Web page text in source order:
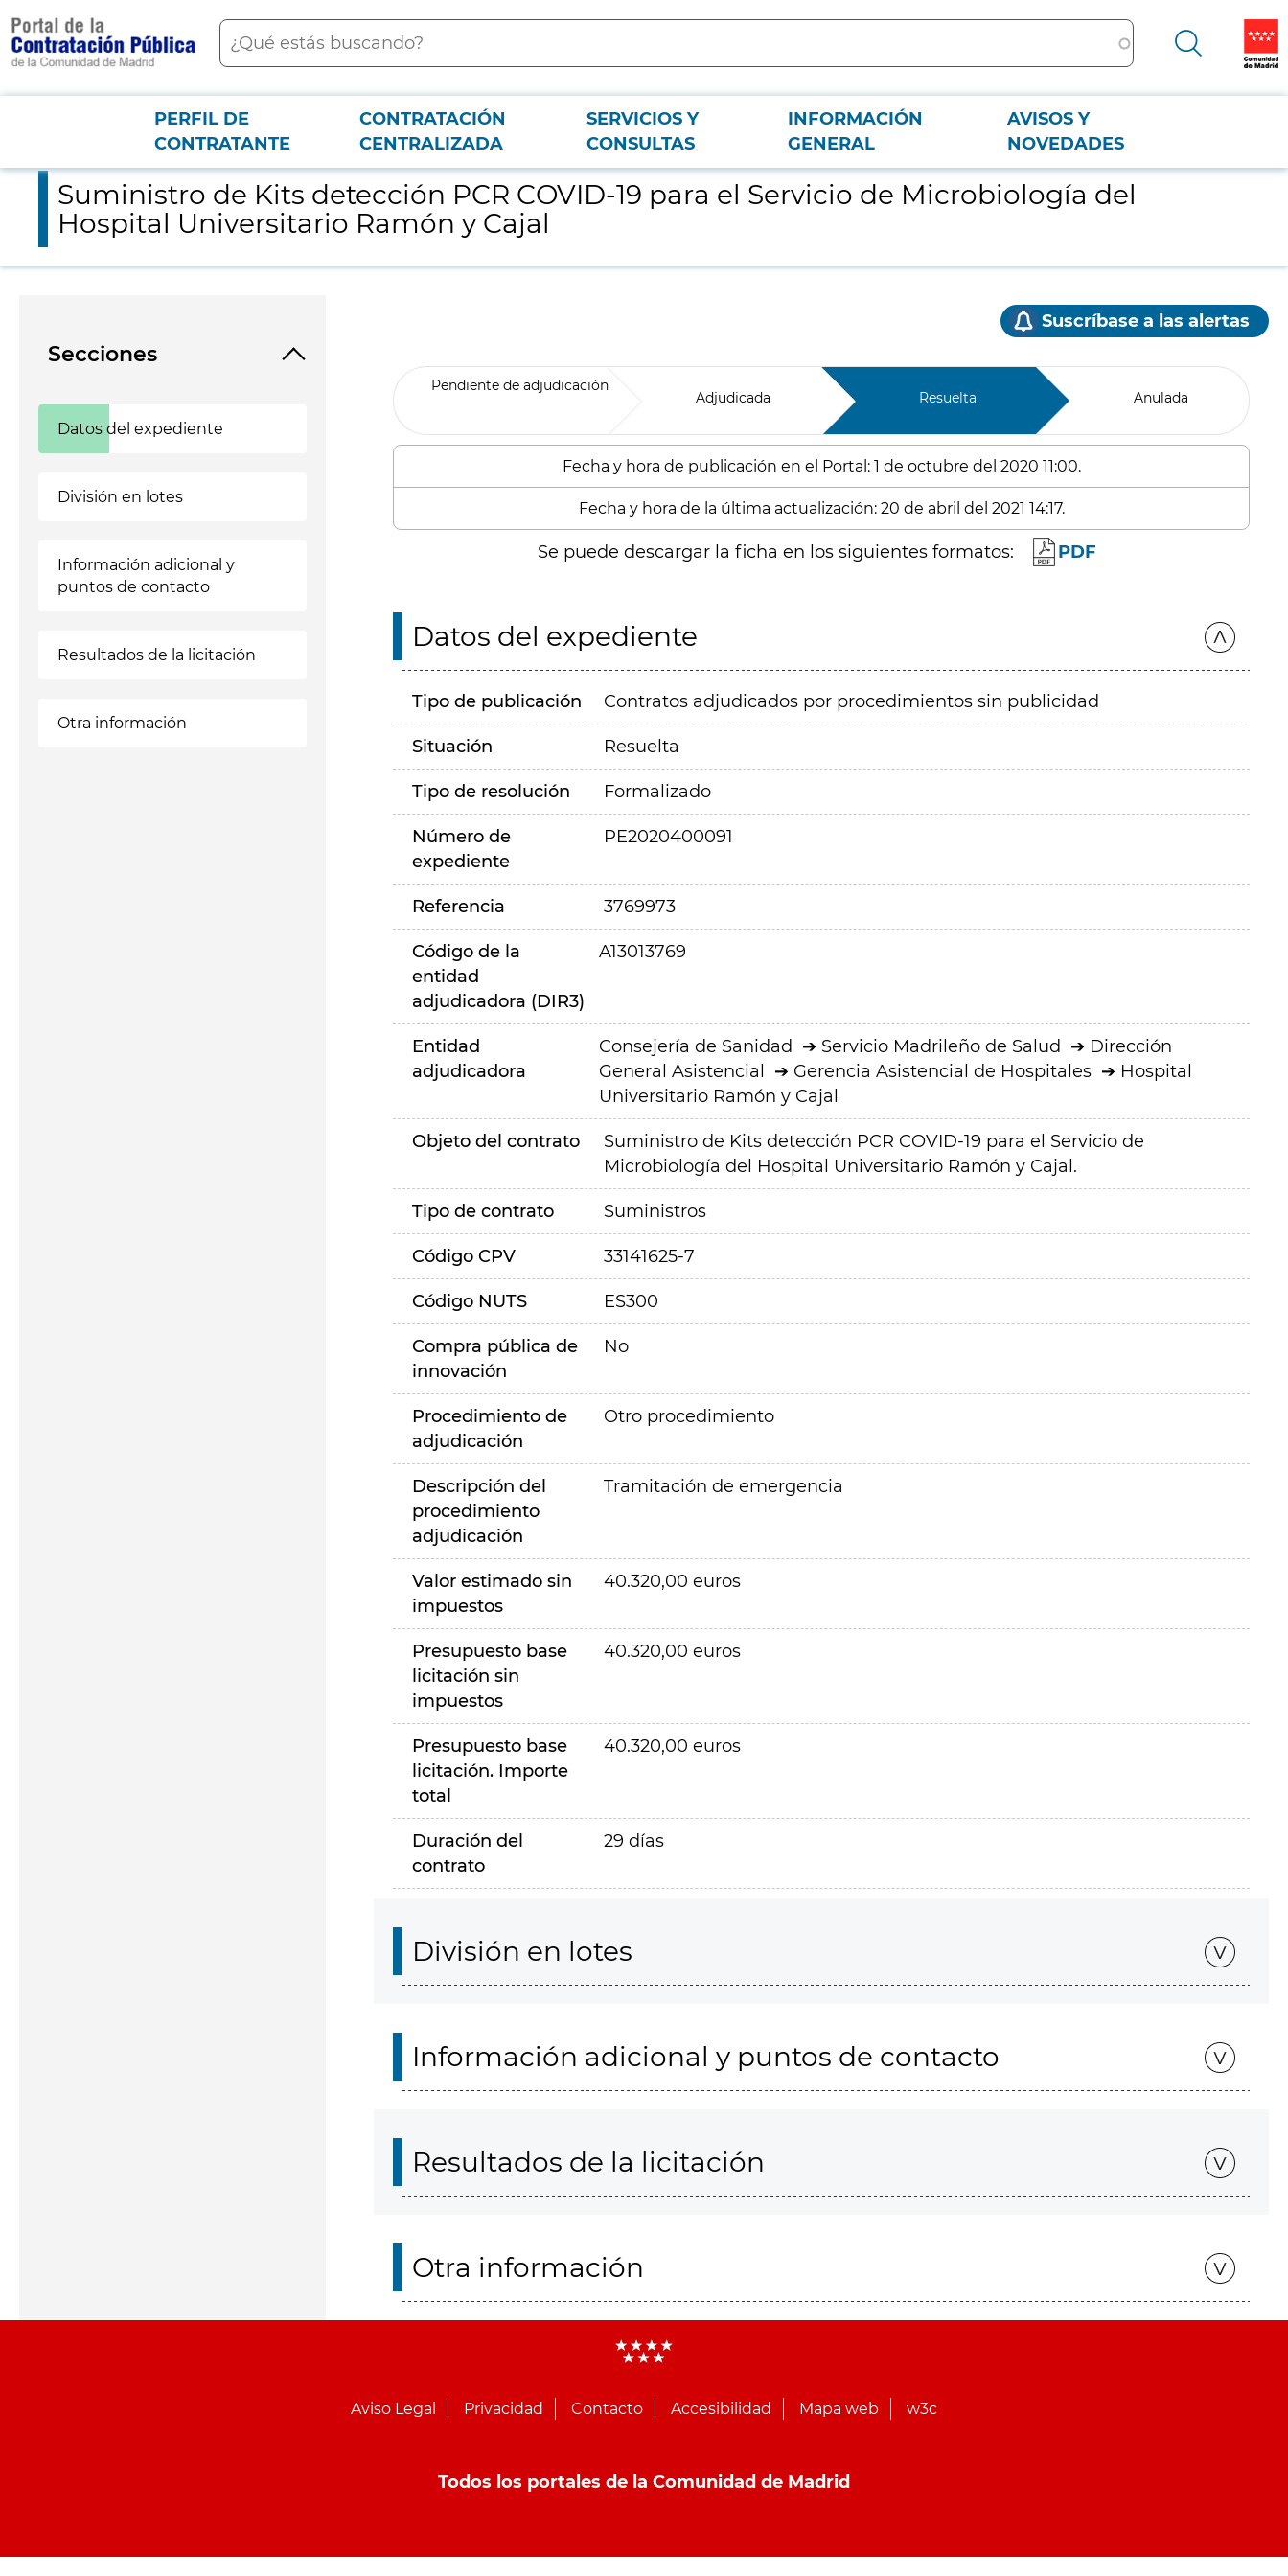
contenido
principal
Buscar
Menú PCON
PERFIL DE
CONTRATANTE
CONTRATACIÓN
CENTRALIZADA
SERVICIOS Y
CONSULTAS
INFORMACIÓN
GENERAL
AVISOS Y
NOVEDADES
Suministro de Kits detección PCR COVID-19 para el Servicio de Microbiología del Hospital Universitario Ramón y Cajal
Suministro de Kits detección PCR COVID-19 para el Servicio de Microbiología del
Hospital Universitario Ramón y Cajal
Secciones
Datos del expediente
División en lotes
Información adicional y
puntos de contacto
Resultados de la licitación
Otra información
Suscríbase a las alertas
Pendiente de adjudicación
Adjudicada Resuelta Anulada
Fecha y hora de publicación en el Portal: 1 de octubre del 2020 11:00.
Fecha y hora de la última actualización: 20 de abril del 2021 14:17.
Se puede descargar la ficha en los siguientes formatos: PDF
Datos del expediente
Tipo de publicación Contratos adjudicados por procedimientos sin publicidad
Situación Resuelta
Tipo de resolución Formalizado
Número de
expediente
PE2020400091
Referencia 3769973
Código de la
entidad
adjudicadora (DIR3)
A13013769
Entidad
adjudicadora
Consejería de Sanidad Servicio Madrileño de Salud
Dirección
General Asistencial
Gerencia Asistencial de Hospitales
Hospital
Universitario Ramón y Cajal
Objeto del contrato
Suministro de Kits detección PCR COVID-19 para el Servicio de
Microbiología del Hospital Universitario Ramón y Cajal.
Tipo de contrato Suministros
Código CPV 33141625-7
Código NUTS ES300
Compra pública de
innovación
No
Procedimiento de
adjudicación
Otro procedimiento
Descripción del
procedimiento
adjudicación
Tramitación de emergencia
Valor estimado sin
impuestos
40.320,00 euros
Presupuesto base
licitación sin
impuestos
40.320,00 euros
Presupuesto base
licitación. Importe
total
40.320,00 euros
Duración del
contrato
29 días
División en lotes
Información adicional y puntos de contacto
Resultados de la licitación
Otra información
Aviso Legal Privacidad Contacto Accesibilidad Mapa web w3c
Todos los portales de la Comunidad de Madrid